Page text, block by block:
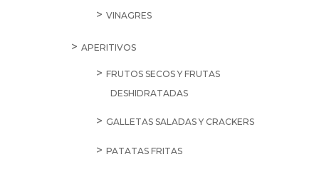
VINAGRES
APERITIVOS
FRUTOS SECOS Y FRUTAS
DESHIDRATADAS
GALLETAS SALADAS Y CRACKERS
PATATAS FRITAS